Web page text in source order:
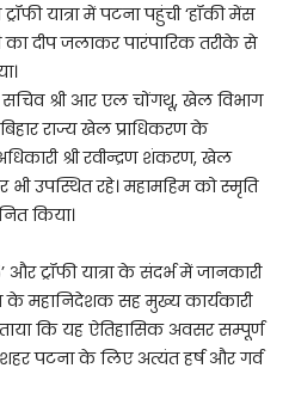
यात्रा में पटना पहुंची ‘हॉकी मेंस
का दीप जलाकर पारंपारिक तरीके से
श्री आर एल चोंगथू, खेल विभाग
राज्य खेल प्राधिकरण के
श्री रवीन्द्रण शंकरण, खेल
उपस्थित रहे। महामहिम को स्मृति
किया।
ट्रॉफी यात्रा के संदर्भ में जानकारी
के महानिदेशक सह मुख्य कार्यकारी
कि यह ऐतिहासिक अवसर सम्पूर्ण
पटना के लिए अत्यंत हर्ष और गर्व